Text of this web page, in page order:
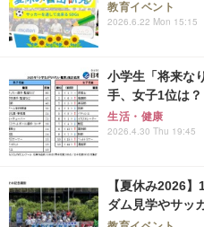
教育イベント
2026.6.22 Mon 15:15
小学生「将来な
手、女子1位は？
生活・健康
2026.4.30 Thu 19:45
【夏休み2026
ダム見学やサッ